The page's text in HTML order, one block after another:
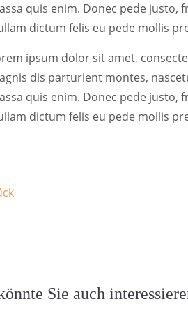
quis enim. Donec pede justo,
dictum felis eu pede mollis
ipsum dolor sit amet,
dis parturient montes,
quis enim. Donec pede justo,
dictum felis eu pede mollis
Sie auch